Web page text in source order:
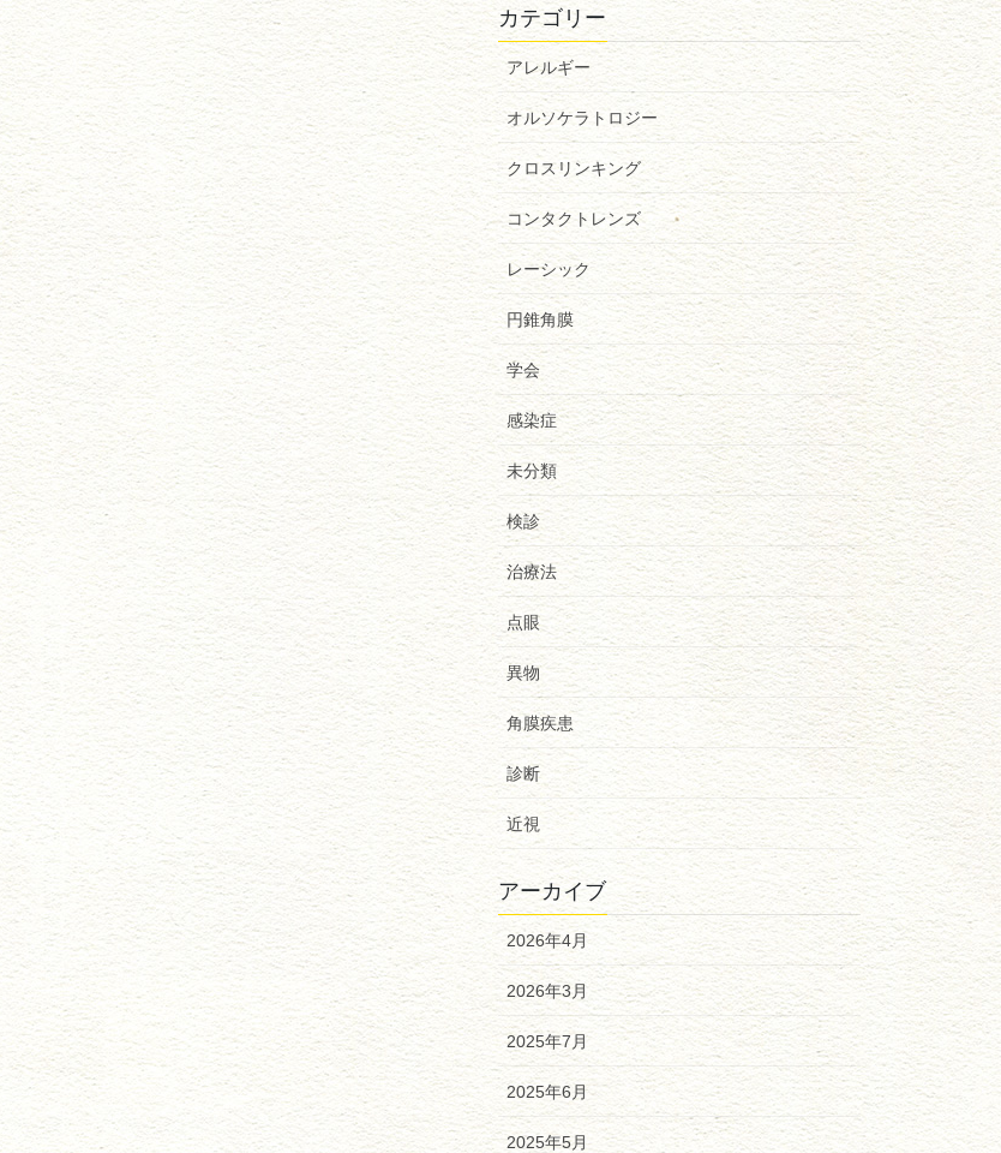
カテゴリー
アレルギー
オルソケラトロジー
クロスリンキング
コンタクトレンズ
レーシック
円錐角膜
学会
感染症
未分類
検診
治療法
点眼
異物
角膜疾患
診断
近視
アーカイブ
2026年4月
2026年3月
2025年7月
2025年6月
2025年5月